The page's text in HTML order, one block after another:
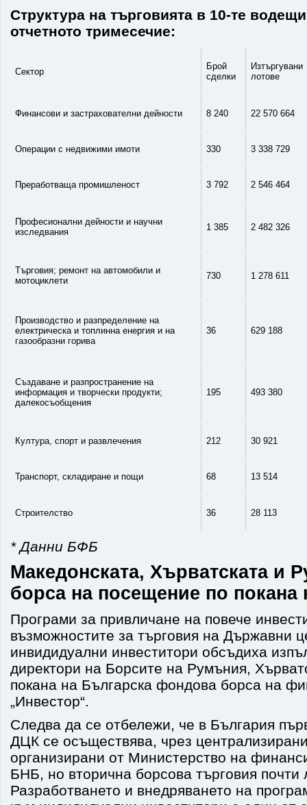
Структура на търговията в 10-те
отчетното тримесечие:
Сектор
Брой
сделки
Изтъргувани
лотове
Финансови и застрахователни дейности 8 240 22 570 664
Операции с недвижими имоти 330 3 338 729
Преработваща промишленост 3 792 2 546 464
Професионални дейности и научни
изследвания
1 385 2 482 326
Търговия; ремонт на автомобили и
мотоциклети
730 1 278 611
Производство и разпределение на
електрическа и топлинна енергия и на
газообразни горива
36 629 188
Създаване и разпространение на
информация и творчески продукти;
далекосъобщения
195 493 380
Култура, спорт и развлечения 212 30 921
Транспорт, складиране и пощи 68 13 514
Строителство 36 28 113
* Данни БФБ
Македонската, Хърватската и
борса на посещение по
Програми за привличане на повече
възможностите за търговия на Държавни
инвидидуални инвеститори обсъдиха
директори на Борсите на Румъния,
покана на Българска фондова борса на
„Инвестор“.
Следва да се отбележи, че в България
ДЦК се осъществява, чрез
организирани от Министерство на
БНБ, но вторична борсова търговия почти
Разработването и внедряването на